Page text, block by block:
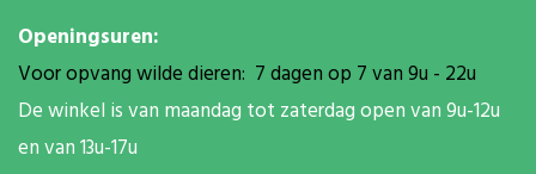
Openingsuren:
Voor opvang wilde dieren: 7 dagen op 7 van 9u - 22u
De winkel is van maandag tot zaterdag open van 9u-12u
en van 13u-17u